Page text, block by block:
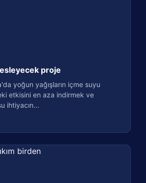
proje
yoğun yağışların içme suyu
etkisini en aza indirmek ve
ihtiyacın...